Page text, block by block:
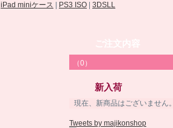
iPad miniケース PS3 ISO 3DSLL
（0）
新入荷
現在、新商品はございません。
Tweets by majikonshop